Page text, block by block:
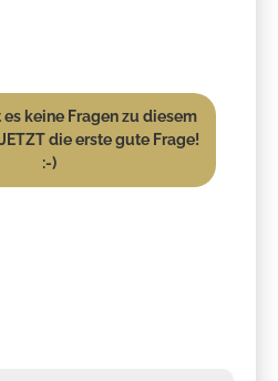
es keine Fragen zu diesem
die erste gute Frage!
:-)